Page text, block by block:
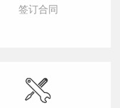
签订合同